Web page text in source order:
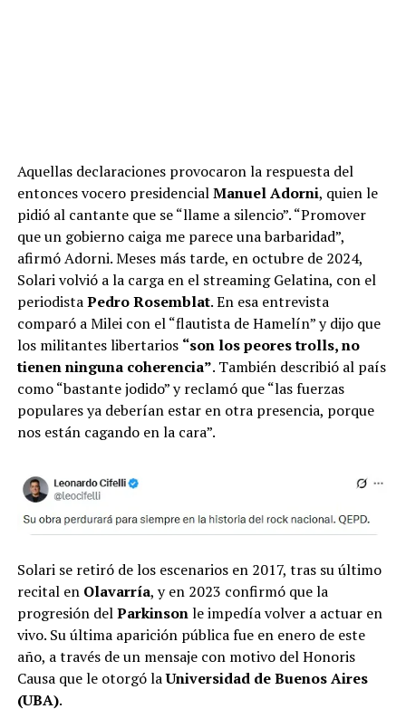
Aquellas declaraciones provocaron la respuesta del
entonces vocero presidencialManuel Adorni, quien le
pidió al cantante que se “llame a silencio”. “Promover
que un gobierno caiga me parece una barbaridad”,
afirmó Adorni. Meses más tarde, en octubre de 2024,
Solari volvió a la carga en el streaming Gelatina, con el
periodistaPedro Rosemblat. En esa entrevista
comparó a Milei con el “flautista de Hamelín” y dijo que
los militantes libertarios “son los peores trolls, no
tienen ninguna coherencia”. También describió al país
como “bastante jodido” y reclamó que “las fuerzas
populares ya deberían estar en otra presencia, porque
nos están cagando en la cara”.
Solari se retiró de los escenarios en 2017, tras su último
recital en Olavarría, y en 2023 confirmó que la
progresión delParkinsonle impedía volver a actuar en
vivo. Su última aparición pública fue en enero de este
año, a través de un mensaje con motivo del Honoris
Causa que le otorgó laUniversidad de Buenos Aires
(UBA).